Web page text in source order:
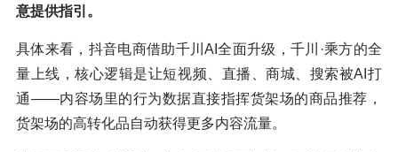
意提供指引。
具体来看，抖音电商借助千川AI全面升级，千川·乘方的全
量上线，核心逻辑是让短视频、直播、商城、搜索被AI打
通——内容场里的行为数据直接指挥货架场的商品推荐，
货架场的高转化品自动获得更多内容流量。